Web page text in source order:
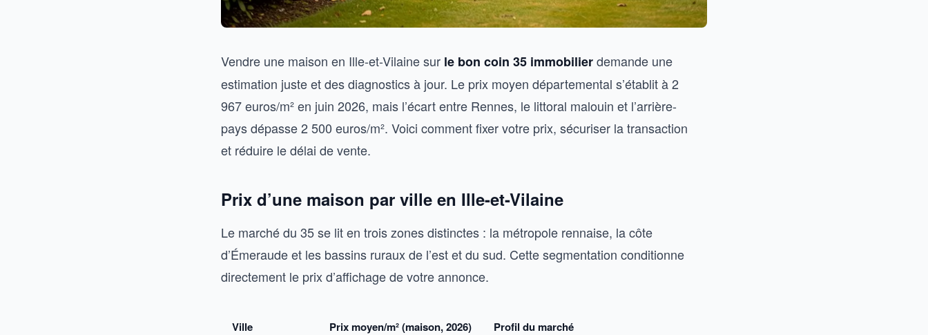
Vendre une maison en Ille-et-Vilaine sur le bon coin 35 immobilierdemande une
estimation juste et des diagnostics à jour. Le prix moyen départemental s’établit à 2
967 euros/m² en juin 2026, mais l’écart entre Rennes, le littoral malouin et l’arrière-
pays dépasse 2 500 euros/m². Voici comment fixer votre prix, sécuriser la transaction
et réduire le délai de vente.
Prix d’une maison par ville en Ille-et-Vilaine
Le marché du 35 se lit en trois zones distinctes : la métropole rennaise, la côte
d’Émeraude et les bassins ruraux de l’est et du sud. Cette segmentation conditionne
directement le prix d’affichage de votre annonce.
Ville Prix moyen/m² (maison, 2026) Profil du marché